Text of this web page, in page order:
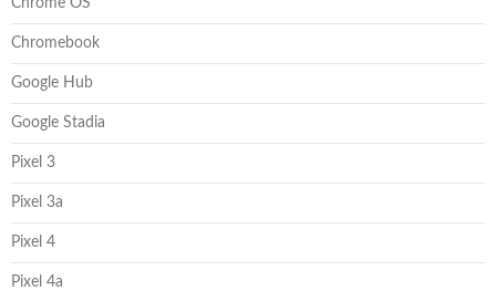
Chromebook
Google Hub
Google Stadia
Pixel 3
Pixel 3a
Pixel 4
Pixel 4a